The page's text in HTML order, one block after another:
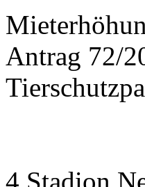
Antrag 72/